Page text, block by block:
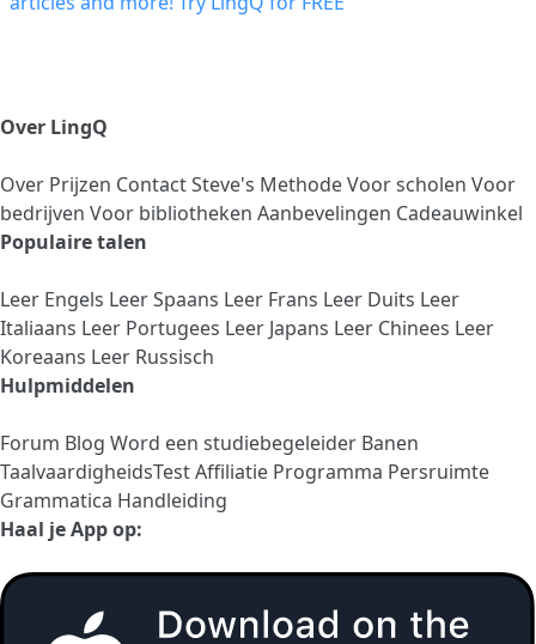
Over LingQ
Over Prijzen ContactSteve's MethodeVoor scholen Voor
bedrijven Voor bibliotheken Aanbevelingen Cadeauwinkel
Populaire talen
Leer Engels Leer Spaans Leer Frans Leer Duits Leer
Italiaans Leer Portugees Leer Japans Leer Chinees Leer
Koreaans Leer Russisch
Hulpmiddelen
Forum Blog Word een studiebegeleider Banen
TaalvaardigheidsTestAffiliatie Programma Persruimte
Grammatica Handleiding
Haal je App op: